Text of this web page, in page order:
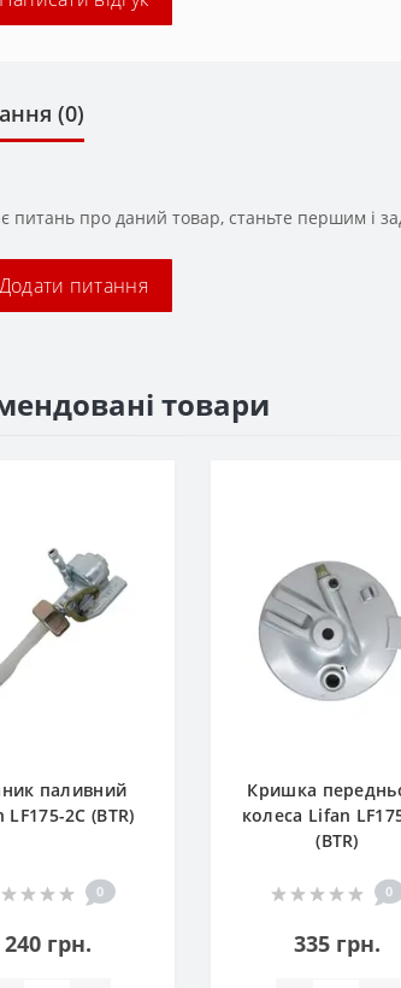
(0)
питань про даний товар, станьте першим і
питання
товари
паливний
LF175-2С (BTR)
0
240 грн.
Кришка
колеса Lifan
(BTR)
0
335 грн.